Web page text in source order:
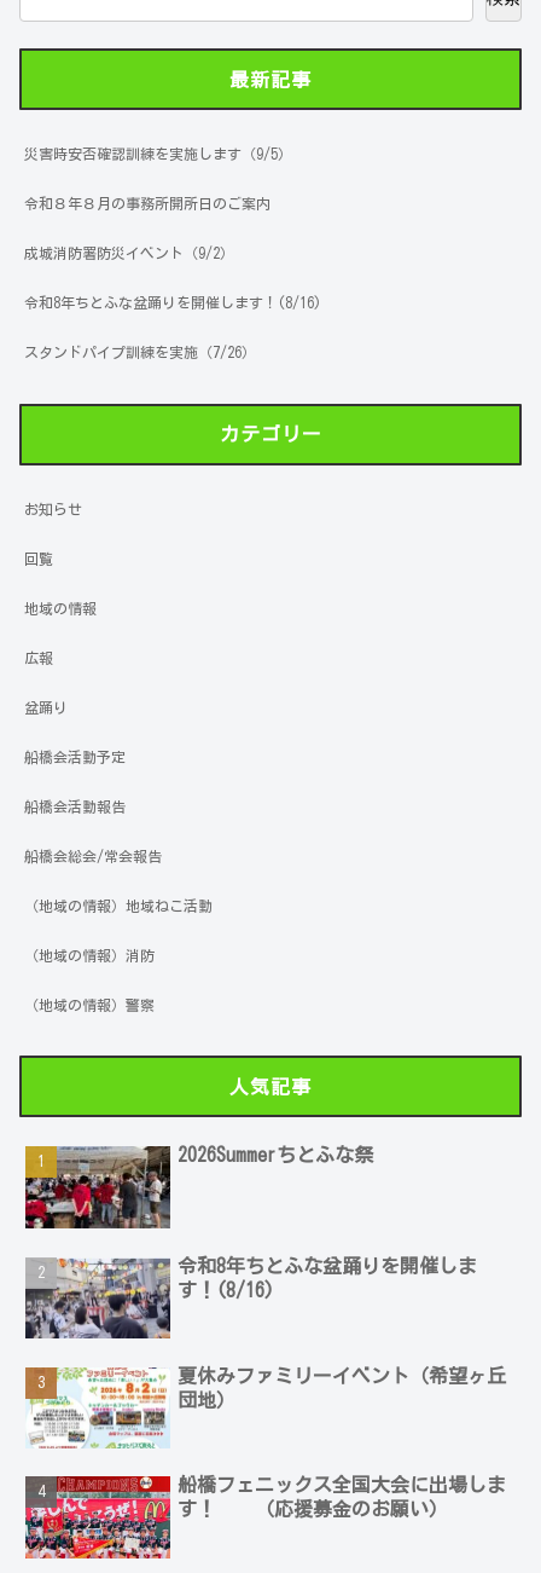
最新記事
災害時安否確認訓練を実施します（9/5）
令和８年８月の事務所開所日のご案内
成城消防署防災イベント（9/2）
令和8年ちとふな盆踊りを開催します！(8/16)
スタンドパイプ訓練を実施（7/26）
カテゴリー
お知らせ
回覧
地域の情報
広報
盆踊り
船橋会活動予定
船橋会活動報告
船橋会総会/常会報告
（地域の情報）地域ねこ活動
（地域の情報）消防
（地域の情報）警察
人気記事
2026Summerちとふな祭
令和8年ちとふな盆踊りを開催しま
す！(8/16)
夏休みファミリーイベント（希望ヶ丘
団地）
船橋フェニックス全国大会に出場しま
す！ （応援募金のお願い）